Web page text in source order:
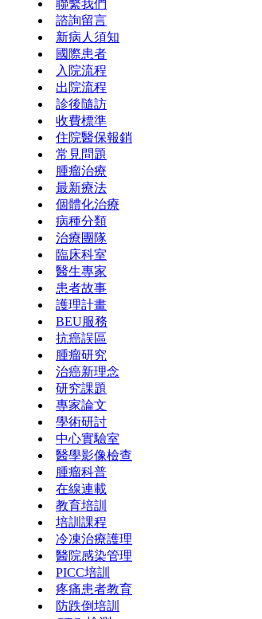
聯繫我們
諮詢留言
新病人須知
國際患者
入院流程
出院流程
診後隨訪
收費標準
住院醫保報銷
常見問題
腫瘤治療
最新療法
個體化治療
病種分類
治療團隊
臨床科室
醫生專家
患者故事
護理計畫
BEU服務
抗癌誤區
腫瘤研究
治癌新理念
研究課題
專家論文
學術研討
中心實驗室
醫學影像檢查
腫瘤科普
在線連載
教育培訓
培訓課程
冷凍治療護理
醫院感染管理
PICC培訓
疼痛患者教育
防跌倒培訓